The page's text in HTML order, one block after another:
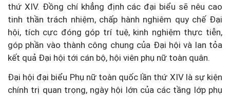
thứ XIV. Đồng chí khẳng định các đại biểu sẽ nêu cao
tinh thần trách nhiệm, chấp hành nghiêm quy chế Đại
hội, tích cực đóng góp trí tuệ, kinh nghiệm thực tiễn,
góp phần vào thành công chung của Đại hội và lan tỏa
kết quả Đại hội tới cán bộ, hội viên phụ nữ toàn quân.
Đại hội đại biểu Phụ nữ toàn quốc lần thứ XIV là sự kiện
chính trị quan trọng, ngày hội lớn của các tầng lớp phụ